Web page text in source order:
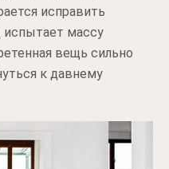
исправить
массу
вещь сильно
к давнему